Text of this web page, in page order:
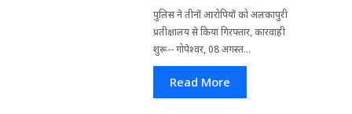
पुलिस ने तीनों आरोपियों को अलकापुरी
प्रतीक्षालय से किया गिरफ्तार, कारवाही
शुरू-- गोपेश्वर, 08 अगस्त...
Read More